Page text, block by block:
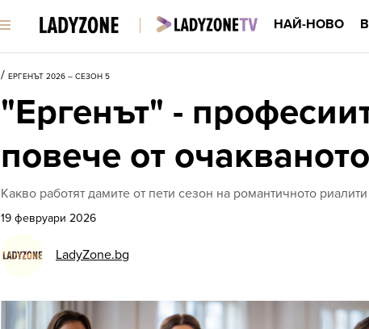
НАЙ-НОВО
/ ЕРГЕНЪТ 2026 – СЕЗОН 5
"Ергенът" -
повече от
Какво работят дамите от пети сезон на романтичното
19 февруари 2026
LadyZone.bg